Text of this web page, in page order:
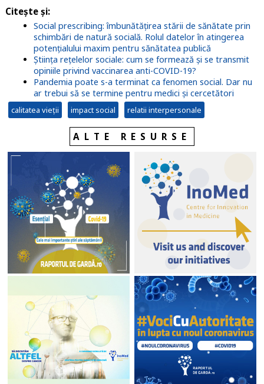
Citește și:
Social prescribing: îmbunătățirea stării de sănătate prin
schimbări de natură socială. Rolul datelor în atingerea
potențialului maxim pentru sănătatea publică
Știința rețelelor sociale: cum se formează și se transmit
opiniile privind vaccinarea anti-COVID-19?
Pandemia poate s-a terminat ca fenomen social. Dar nu
ar trebui să se termine pentru medici și cercetători
calitatea vieții impact social relatii interpersonale
ALTE RESURSE